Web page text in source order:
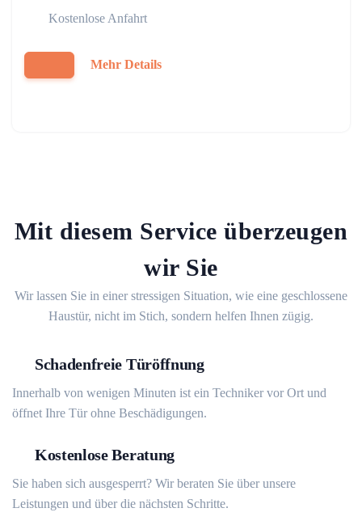
Kostenlose Anfahrt
Mehr Details
Mit diesem Service überzeugen
wir Sie
Wir lassen Sie in einer stressigen Situation, wie eine geschlossene
Haustür, nicht im Stich, sondern helfen Ihnen zügig.
Schadenfreie Türöffnung
Innerhalb von wenigen Minuten ist ein Techniker vor Ort und
öffnet Ihre Tür ohne Beschädigungen.
Kostenlose Beratung
Sie haben sich ausgesperrt? Wir beraten Sie über unsere
Leistungen und über die nächsten Schritte.